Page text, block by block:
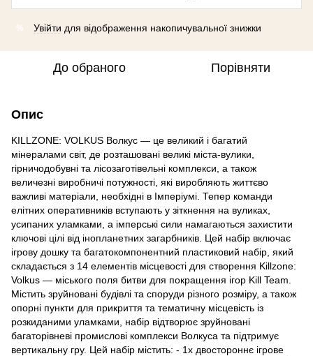
% Увійти для відображення накопичувальної знижки
До обраного Порівняти
Опис
KILLZONE: VOLKUS Волкус — це великий і багатий
мінералами світ, де розташовані великі міста-вулики,
гірничодобувні та лісозаготівельні комплекси, а також
величезні виробничі потужності, які виробляють життєво
важливі матеріали, необхідні в Імперіумі. Тепер команди
елітних оперативників вступають у зіткнення на вуликах,
усипаних уламками, а імперські сили намагаються захистити
ключові цілі від інопланетних загарбників. Цей набір включає
ігрову дошку та багатокомпонентний пластиковий набір, який
складається з 14 елементів місцевості для створення Killzone:
Volkus — міського поля битви для покращення ігор Kill Team.
Містить зруйновані будівлі та споруди різного розміру, а також
опорні пункти для прикриття та тематичну місцевість із
розкиданими уламками, набір відтворює зруйновані
багаторівневі промислові комплекси Волкуса та підтримує
вертикальну гру. Цей набір містить: - 1x двостороннє ігрове